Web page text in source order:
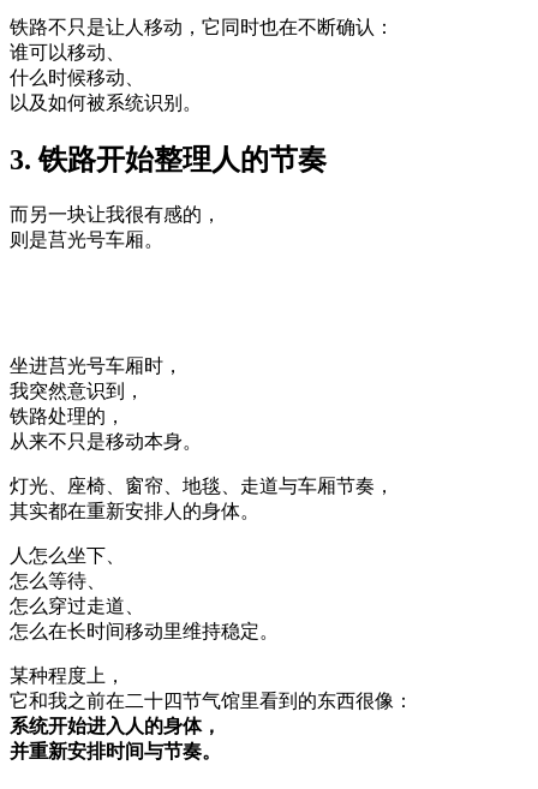
铁路不只是让人移动，它同时也在不断确认：
谁可以移动、
什么时候移动、
以及如何被系统识别。
3. 铁路开始整理人的节奏
而另一块让我很有感的，
则是莒光号车厢。
坐进莒光号车厢时，
我突然意识到，
铁路处理的，
从来不只是移动本身。
灯光、座椅、窗帘、地毯、走道与车厢节奏，
其实都在重新安排人的身体。
人怎么坐下、
怎么等待、
怎么穿过走道、
怎么在长时间移动里维持稳定。
某种程度上，
它和我之前在二十四节气馆里看到的东西很像：
系统开始进入人的身体，
并重新安排时间与节奏。